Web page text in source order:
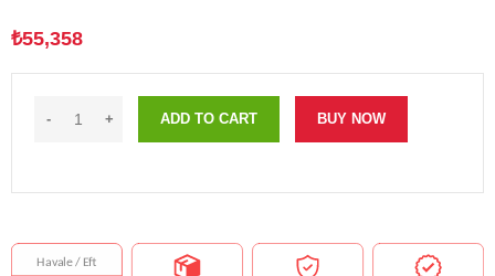
₺55,358
ADD TO CART BUY NOW